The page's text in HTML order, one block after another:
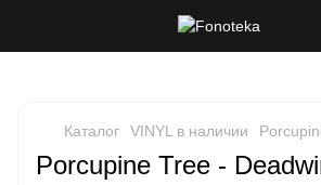
Каталог VINYL в наличии
Porcupine Tree -